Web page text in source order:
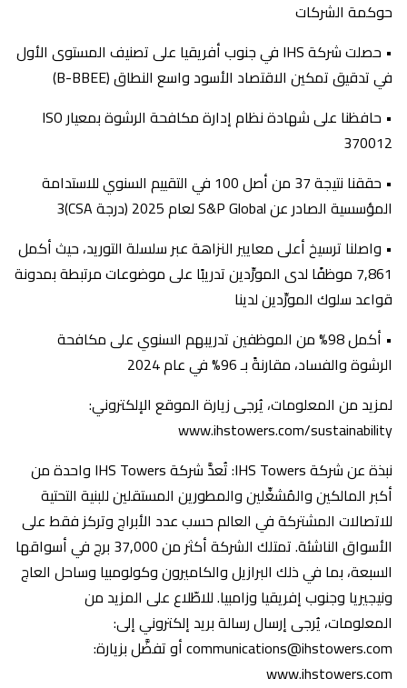
حوكمة الشركات
• حصلت شركة IHS في جنوب أفريقيا على تصنيف المستوى الأول
في تدقيق تمكين الاقتصاد الأسود واسع النطاق (B-BBEE)
• حافظنا على شهادة نظام إدارة مكافحة الرشوة بمعيار ISO
370012
• حققنا نتيجة 37 من أصل 100 في التقييم السنوي للاستدامة
المؤسسية الصادر عن S&P Global لعام 2025 (درجة CSA)3
• واصلنا ترسيخ أعلى معايير النزاهة عبر سلسلة التوريد، حيث أكمل
7,861 موظفًا لدى المورِّدين تدريبًا على موضوعات مرتبطة بمدونة
قواعد سلوك المورِّدين لدينا
• أكمل 98% من الموظفين تدريبهم السنوي على مكافحة
الرشوة والفساد، مقارنةً بـ 96% في عام 2024
لمزيد من المعلومات، يُرجى زيارة الموقع الإلكتروني:
www.ihstowers.com/sustainability
نبذة عن شركة IHS Towers: تُعدَّ شركة IHS Towers واحدة من
أكبر المالكين والمُشغِّلين والمطورين المستقلين للبنية التحتية
للاتصالات المشتركة في العالم حسب عدد الأبراج وتركز فقط على
الأسواق الناشئة. تمتلك الشركة أكثر من 37,000 برج في أسواقها
السبعة، بما في ذلك البرازيل والكاميرون وكولومبيا وساحل العاج
ونيجيريا وجنوب إفريقيا وزامبيا. للاطّلاع على المزيد من
المعلومات، يُرجى إرسال رسالة بريد إلكتروني إلى:
communications@ihstowers.com أو تفضَّل بزيارة:
www.ihstowers.com